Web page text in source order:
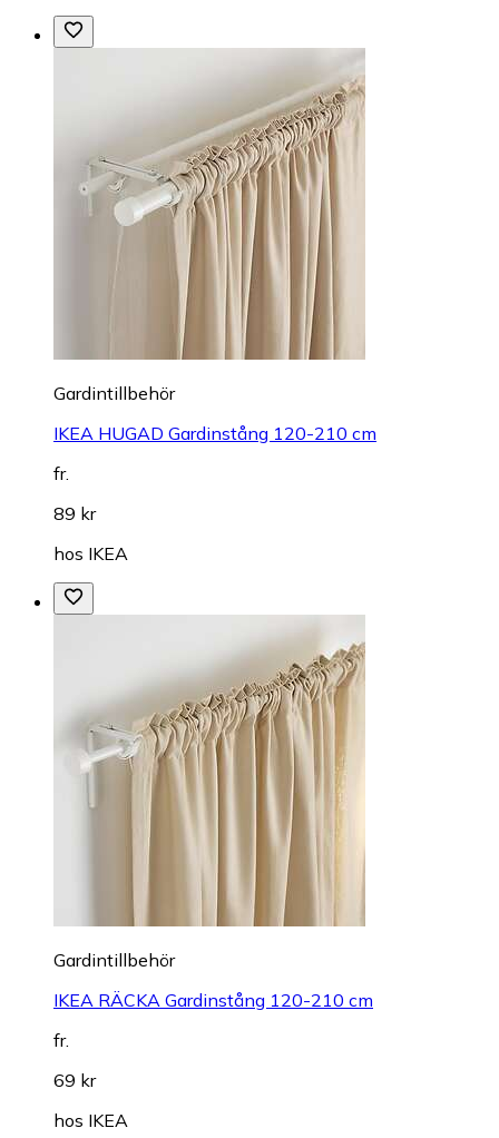
Gardintillbehör
IKEA HUGAD Gardinstång 120-210 cm
fr.
89 kr
hos IKEA
Gardintillbehör
IKEA RÄCKA Gardinstång 120-210 cm
fr.
69 kr
hos IKEA